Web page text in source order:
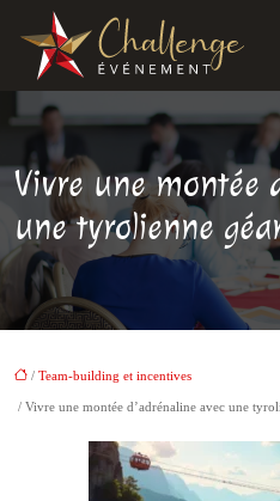
Vivre une montée
une tyrolienne
/ Team-building et incentives
/ Vivre une montée d’adrénaline avec une